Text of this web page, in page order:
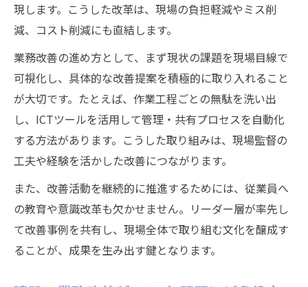
現します。こうした改革は、現場の負担軽減やミス削
減、コスト削減にも直結します。
業務改善の進め方として、まず現状の課題を現場目線で
可視化し、具体的な改善提案を積極的に取り入れること
が大切です。たとえば、作業工程ごとの無駄を洗い出
し、ICTツールを活用して管理・共有プロセスを自動化
する方法があります。こうした取り組みは、現場監督の
工夫や経験を活かした改善につながります。
また、改善活動を継続的に推進するためには、従業員へ
の教育や意識改革も欠かせません。リーダー層が率先し
て改善事例を共有し、現場全体で取り組む文化を醸成す
ることが、成果を生み出す鍵となります。